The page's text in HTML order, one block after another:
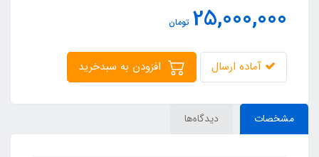
25,000,000 تومان
آماده ارسال
مشخصات دیدگاه‌ها